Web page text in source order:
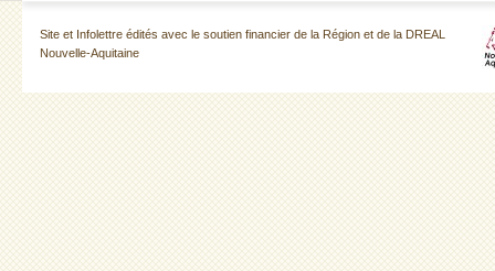
Site et Infolettre édités avec le soutien financier de la Région et de la DREAL
Nouvelle-Aquitaine